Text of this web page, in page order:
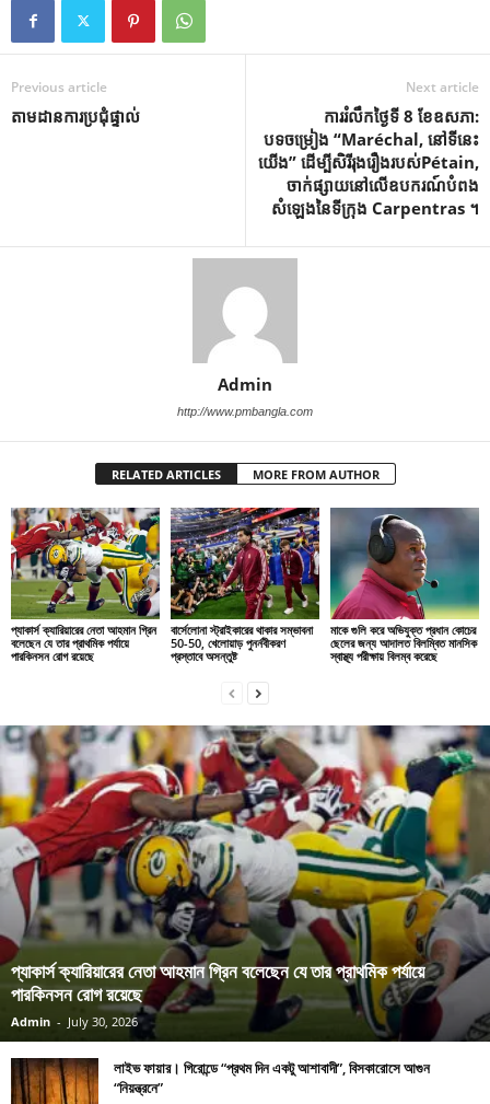
Previous article
តាមដានការប្រជុំផ្ទាល់
Next article
ការរំលឹកថ្ងៃទី 8 ខែឧសភា:
បទចម្រៀង “Maréchal, នៅទីនេះ
យើង” ដើម្បីសិរីរុងរឿងរបស់Pétain,
ចាក់ផ្សាយនៅលើឧបករណ៍បំពង
សំឡេងនៃទីក្រុង Carpentras ។
Admin
http://www.pmbangla.com
RELATED ARTICLES MORE FROM AUTHOR
প্যাকার্স ক্যারিয়ারের নেতা আহমান গ্রিন
বলেছেন যে তার প্রাথমিক পর্যায়ে
পারকিনসন রোগ রয়েছে
বার্সেলোনা স্ট্রাইকারের থাকার সম্ভাবনা
50-50, খেলোয়াড় পুনর্নবীকরণ
প্রস্তাবে অসন্তুষ্ট
মাকে গুলি করে অভিযুক্ত প্রধান কোচের
ছেলের জন্য আদালত বিলম্বিত মানসিক
স্বাস্থ্য পরীক্ষায় বিলম্ব করেছে
প্যাকার্স ক্যারিয়ারের নেতা আহমান গ্রিন বলেছেন যে তার প্রাথমিক পর্যায়ে
পারকিনসন রোগ রয়েছে
Admin - July 30, 2026
লাইভ ফায়ার। গিরোন্ডে “প্রথম দিন একটু আশাবাদী”, বিসকারোসে আগুন
“নিয়ন্ত্রনে”